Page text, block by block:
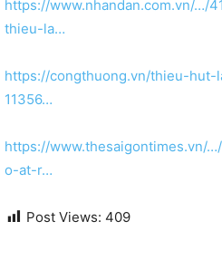
https://www.nhandan.com.vn/…/
thieu-la…
https://congthuong.vn/thieu-
11356…
https://www.thesaigontimes.vn/
o-at-r…
Post Views: 409